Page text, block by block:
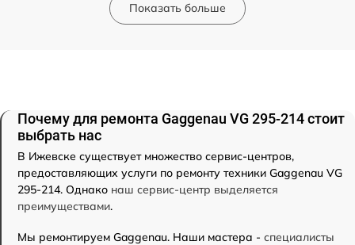
Показать больше
Почему для ремонта Gaggenau VG 295-214 стоит
выбрать нас
В Ижевске существует множество сервис-центров,
предоставляющих услуги по ремонту техники Gaggenau VG
295-214. Однако наш сервис-центр выделяется
преимуществами.
Мы ремонтируем Gaggenau. Наши мастера - специалисты